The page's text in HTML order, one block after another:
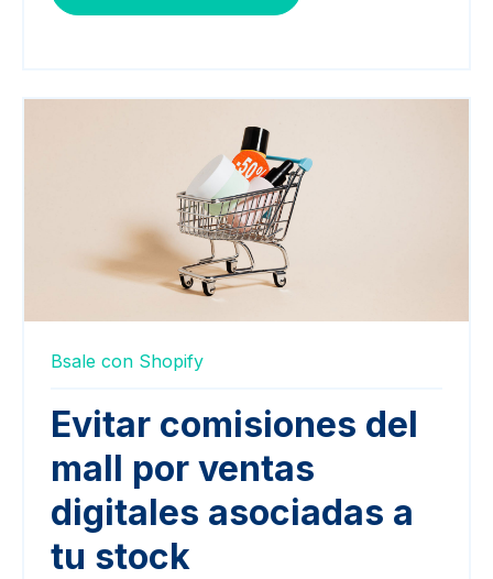
Bsale con Shopify
Evitar comisiones del
mall por ventas
digitales asociadas a
tu stock